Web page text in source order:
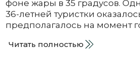
фоне жары в 35 градусов.
36-летней туристки
предполагалось на момент
Читать полностью